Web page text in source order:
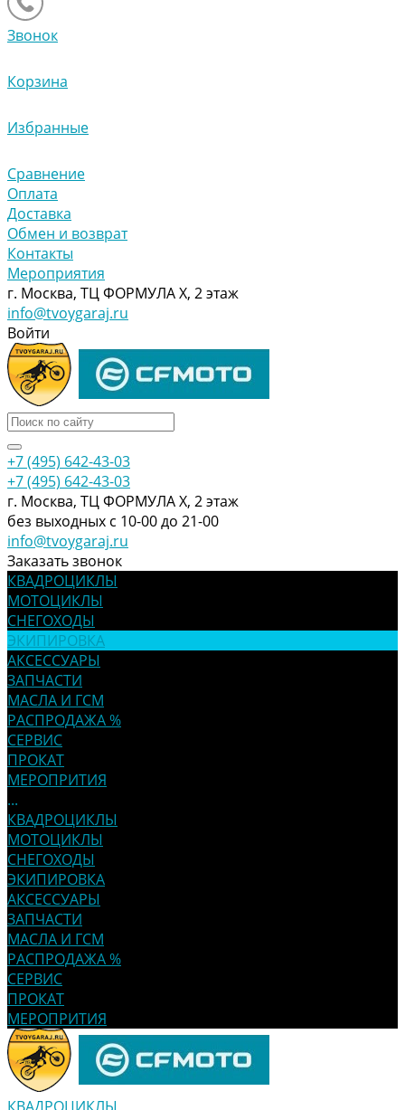
Звонок
Корзина
Избранные
Сравнение
Оплата
Доставка
Обмен и возврат
Контакты
Мероприятия
г. Москва, ТЦ ФОРМУЛА Х, 2 этаж
info@tvoygaraj.ru
Войти
+7 (495) 642-43-03
+7 (495) 642-43-03
г. Москва, ТЦ ФОРМУЛА Х, 2 этаж
без выходных с 10-00 до 21-00
info@tvoygaraj.ru
Заказать звонок
КВАДРОЦИКЛЫ
МОТОЦИКЛЫ
СНЕГОХОДЫ
ЭКИПИРОВКА
АКСЕССУАРЫ
ЗАПЧАСТИ
МАСЛА И ГСМ
РАСПРОДАЖА %
СЕРВИС
ПРОКАТ
МЕРОПРИТИЯ
...
КВАДРОЦИКЛЫ
МОТОЦИКЛЫ
СНЕГОХОДЫ
ЭКИПИРОВКА
АКСЕССУАРЫ
ЗАПЧАСТИ
МАСЛА И ГСМ
РАСПРОДАЖА %
СЕРВИС
ПРОКАТ
МЕРОПРИТИЯ